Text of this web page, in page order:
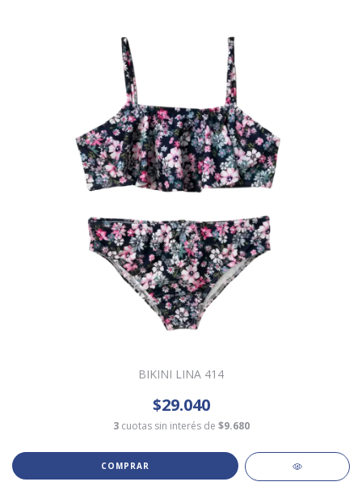
BIKINI LINA 414
$29.040
3 cuotas sin interés de $9.680
COMPRAR